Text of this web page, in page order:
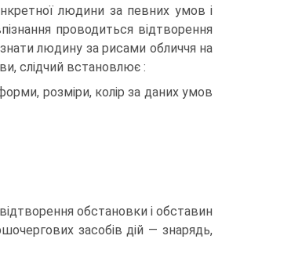
людини за певних умов і
проводиться відтворення
людину за рисами обличчя на
слідчий встановлює :
розміри, колір за даних умов
обстановки і обставин
засобів дій — знарядь,